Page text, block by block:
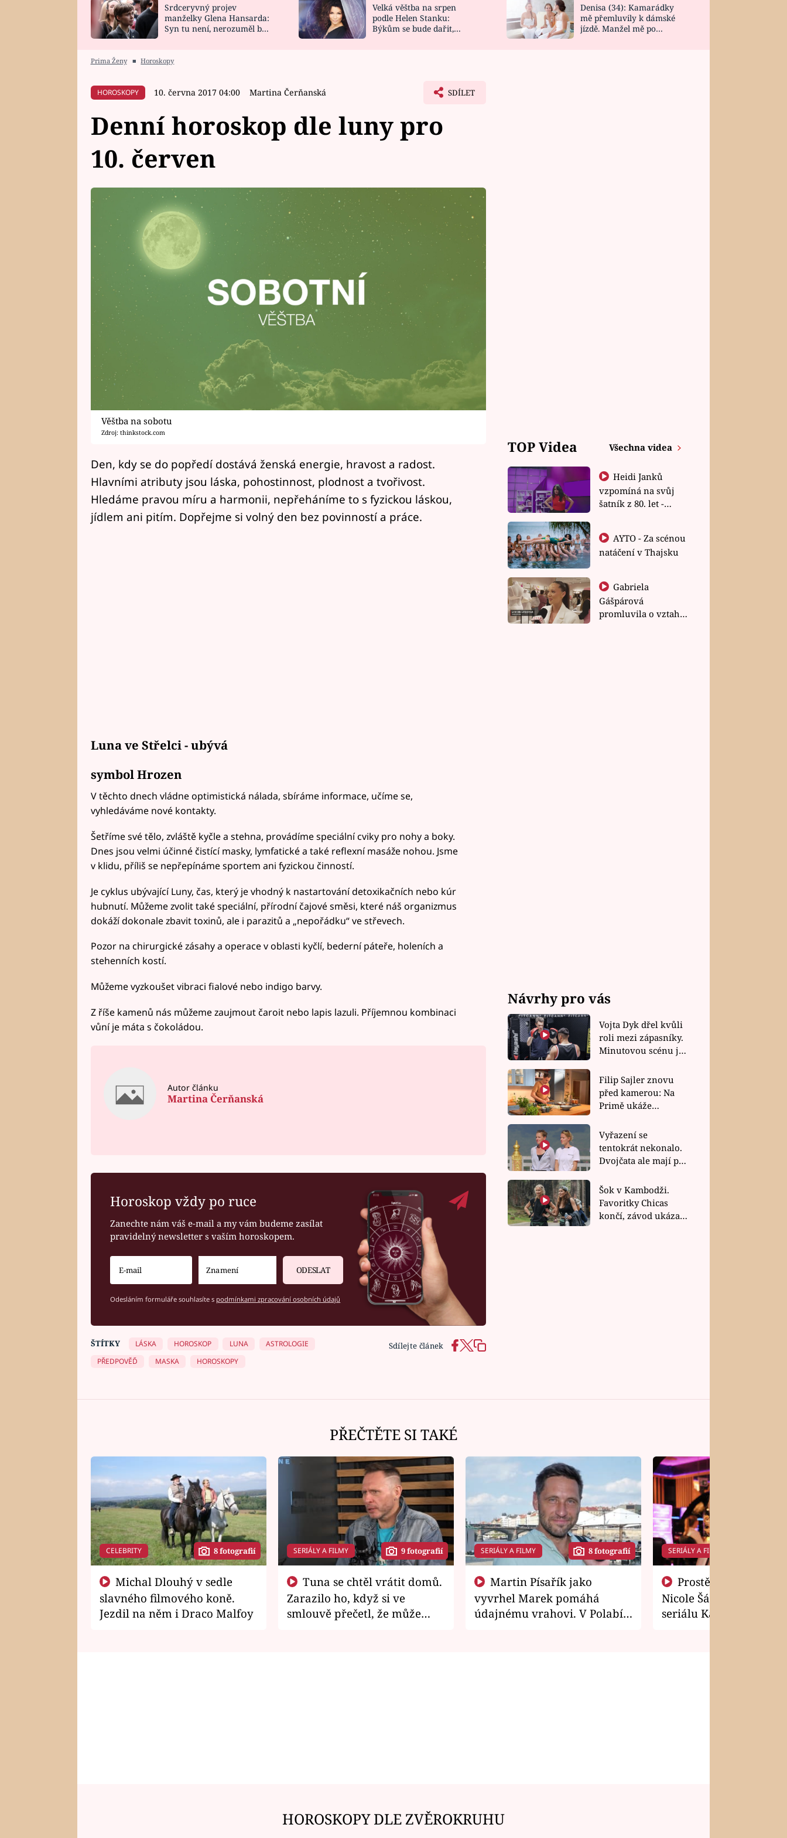
HOROSKOP NA
CELEBRITY
VAŘENÍ
NOVINKY
VIDEORECEPTY
DESIGN
Srdceryvný projev
manželky Glena Hansarda:
Syn tu není, nerozuměl by
Velká věštba na srpen
podle Helen Stanku:
Býkům se bude dařit,
Denisa (34): Kamarádky
mě přemluvily k dámské
jízdě. Manžel mě po
Prima Ženy ■ Horoskopy
HOROSKOPY 10. června 2017 04:00 Martina Čerňanská SDÍLET
Denní horoskop dle luny pro
10. červen
Věštba na sobotu
Zdroj: thinkstock.com
Den, kdy se do popředí dostává ženská energie, hravost a radost.
Hlavními atributy jsou láska, pohostinnost, plodnost a tvořivost.
Hledáme pravou míru a harmonii, nepřeháníme to s fyzickou láskou,
jídlem ani pitím. Dopřejme si volný den bez povinností a práce.
Luna ve Střelci - ubývá
symbol Hrozen
V těchto dnech vládne optimistická nálada, sbíráme informace, učíme se,
vyhledáváme nové kontakty.
Šetříme své tělo, zvláště kyčle a stehna, provádíme speciální cviky pro nohy a boky.
Dnes jsou velmi účinné čistící masky, lymfatické a také reflexní masáže nohou. Jsme
v klidu, příliš se nepřepínáme sportem ani fyzickou činností.
Je cyklus ubývající Luny, čas, který je vhodný k nastartování detoxikačních nebo kúr
hubnutí. Můžeme zvolit také speciální, přírodní čajové směsi, které náš organizmus
dokáží dokonale zbavit toxinů, ale i parazitů a „nepořádku“ ve střevech.
Pozor na chirurgické zásahy a operace v oblasti kyčlí, bederní páteře, holeních a
stehenních kostí.
Můžeme vyzkoušet vibraci fialové nebo indigo barvy.
Z říše kamenů nás můžeme zaujmout čaroit nebo lapis lazuli. Příjemnou kombinaci
vůní je máta s čokoládou.
Autor článku
Martina Čerňanská
Horoskop vždy po ruce
Zanechte nám váš e-mail a my vám budeme zasílat
pravidelný newsletter s vaším horoskopem.
ODESLAT
Odesláním formuláře souhlasíte s podmínkami zpracování osobních údajů
Sdílejte článek
ŠTÍTKY LÁSKA HOROSKOP LUNA
ASTROLOGIE
PŘEDPOVĚĎ
MASKA HOROSKOPY
TOP Videa Všechna videa
Heidi Janků
vzpomíná na svůj
šatník z 80. let -
natáčení v Thajsku
Gabriela
Gášpárová
promluvila o vztahu
Návrhy pro vás
Vojta Dyk dřel kvůli
roli mezi zápasníky.
Minutovou scénu jel
Filip Sajler znovu
před kamerou: Na
Primě ukáže
rychlé recepty
Vyřazení se
tentokrát nekonalo.
Dvojčata ale mají po
závodu nůž na krku
Šok v Kambodži.
Favoritky Chicas
končí, závod ukázal
PŘEČTĚTE SI TAKÉ
CELEBRITY 8 fotografií
slavného filmového koně.
Jezdil na něm i Draco Malfoy
SERIÁLY A FILMY 9 fotografií
Zarazilo ho, když si ve
smlouvě přečetl, že může
SERIÁLY A FILMY 8 fotografií
vyvrhel Marek pomáhá
údajnému vrahovi. V Polabí
SERIÁLY A FILMY
Nicole Šáchová získala
seriálu Kamarádi
HOROSKOPY DLE ZVĚROKRUHU